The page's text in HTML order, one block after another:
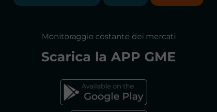
RELAZIONI ANNUALI
DICHIARAZIONE DI ACCESSIBILITÀ
FAQs MERCATO ELETTRICO
Monitoraggio costante dei mercati
Scarica la APP GME